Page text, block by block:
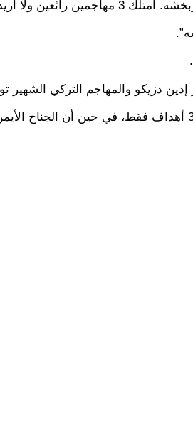
ولا أريد آخر”.
دزيكو والمهاجم التركي الشهير
وسجل دزيكو 8 أهداف وهو هداف فريقه هذا الموسم، أما النصيري فلديه 3 أهداف